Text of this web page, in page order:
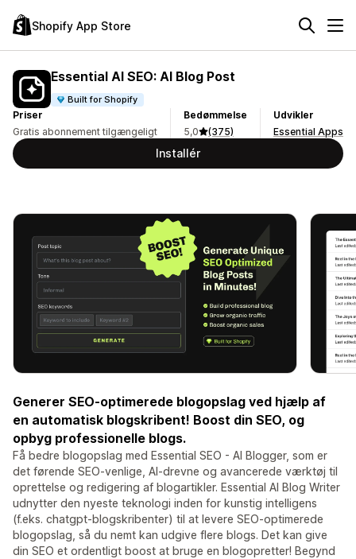
Shopify App Store
Essential AI SEO: AI Blog Post
Built for Shopify
Priser
Gratis abonnement tilgængeligt
Bedømmelse
5,0
(375)
Udvikler
Essential Apps
Installér
Generer SEO-optimerede blogopslag ved hjælp af
en automatisk blogskribent! Boost din SEO, og
opbyg professionelle blogs.
Få bedre blogopslag med Essential SEO - AI Blogger, som er
det førende SEO-venlige, AI-drevne og avancerede værktøj til
oprettelse og redigering af blogartikler. Essential AI Blog Writer
udnytter den nyeste teknologi inden for kunstig intelligens
(f.eks. chatgpt-blogskribenter) til at levere SEO-optimerede
blogopslag, så du nemt kan udgive flere blogs. Det kan give
din SEO et ordentligt boost at bruge en blogopretter! Begynd